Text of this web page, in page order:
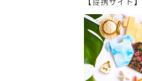
【提携サイト】